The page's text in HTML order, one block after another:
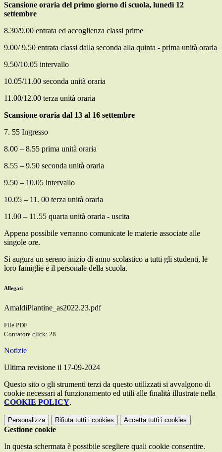
Scansione oraria del primo giorno di scuola, lunedì 12
settembre
8.30/9.00 entrata ed accoglienza classi prime
9.00/ 9.50 entrata classi dalla seconda alla quinta - prima unità oraria
9.50/10.05 intervallo
10.05/11.00 seconda unità oraria
11.00/12.00 terza unità oraria
Scansione oraria dal 13 al 16 settembre
7. 55 Ingresso
8.00 – 8.55 prima unità oraria
8.55 – 9.50 seconda unità oraria
9.50 – 10.05 intervallo
10.05 – 11. 00 terza unità oraria
11.00 – 11.55 quarta unità oraria - uscita
Appena possibile verranno comunicate le materie associate alle
singole ore.
Si augura un sereno inizio di anno scolastico a tutti gli studenti, le
loro famiglie e il personale della scuola.
Allegati
AmaldiPiantine_as2022.23.pdf
File PDF
Contatore click: 28
Notizie
Ultima revisione il 17-09-2024
Questo sito o gli strumenti terzi da questo utilizzati si avvalgono di
cookie necessari al funzionamento ed utili alle finalità illustrate nella
COOKIE POLICY.
Personalizza Rifiuta tutti i cookies Accetta tutti i cookies
Gestione cookie
In questa schermata è possibile scegliere quali cookie consentire.